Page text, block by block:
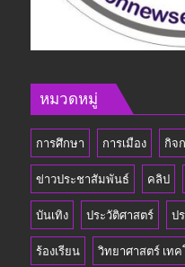
หมวดหมู่
การศึกษา การเมือง กิจ
ข่าวประชาสัมพันธ์ คลิป
บันเทิง ประวัติศาสตร์ ป
ร้องเรียน วิทยาศาสตร์ เท